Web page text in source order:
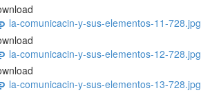
la-comunicacin-y-sus-elementos-11-728.jpg
la-comunicacin-y-sus-elementos-12-728.jpg
la-comunicacin-y-sus-elementos-13-728.jpg